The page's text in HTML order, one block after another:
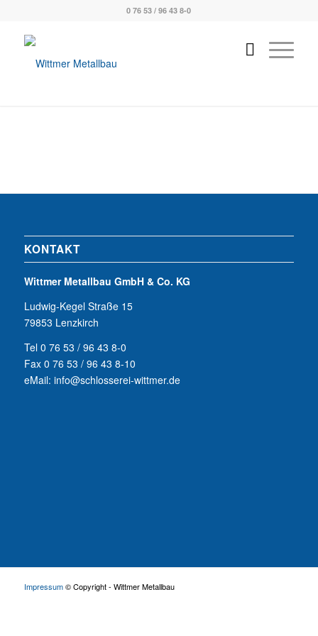
0 76 53 / 96 43 8-0
KONTAKT
Wittmer Metallbau GmbH & Co. KG
Ludwig-Kegel Straße 15
79853 Lenzkirch
Tel 0 76 53 / 96 43 8-0
Fax 0 76 53 / 96 43 8-10
eMail: info@schlosserei-wittmer.de
Impressum© Copyright - Wittmer Metallbau